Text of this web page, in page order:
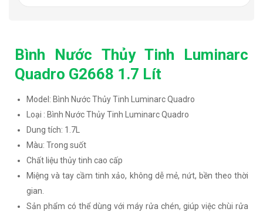
Bình Nước Thủy Tinh Luminarc
Quadro G2668 1.7 Lít
Model: Bình Nước Thủy Tinh Luminarc Quadro
Loại : Bình Nước Thủy Tinh Luminarc Quadro
Dung tích: 1.7L
Màu: Trong suốt
Chất liệu thủy tinh cao cấp
Miệng và tay cầm tinh xảo, không dễ mẻ, nứt, bền theo thời
gian.
Sản phẩm có thể dùng với máy rửa chén, giúp việc chùi rửa